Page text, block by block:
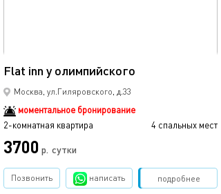
Flat inn у олимпийского
Москва, ул.Гиляровского, д.33
моментальное бронирование
2-комнатная квартира
4 спальных мест
3700 р. сутки
подробнее
Позвонить написать Забронировать